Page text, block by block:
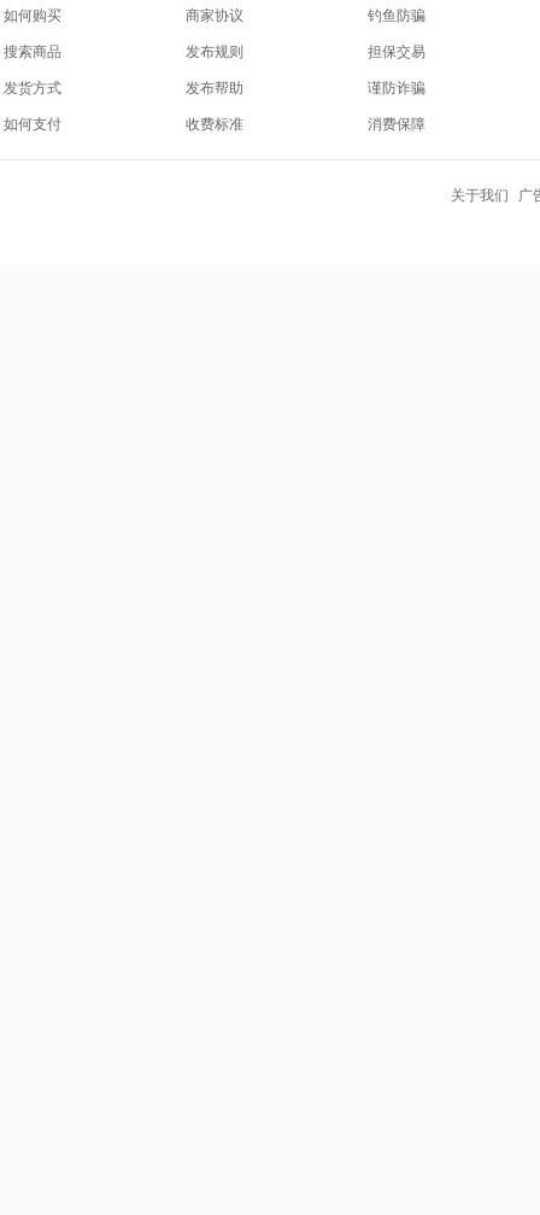
如何购买
搜索商品
发货方式
如何支付
商家协议
发布规则
发布帮助
收费标准
钓鱼防骗
担保交易
谨防诈骗
消费保障
关于我们 广